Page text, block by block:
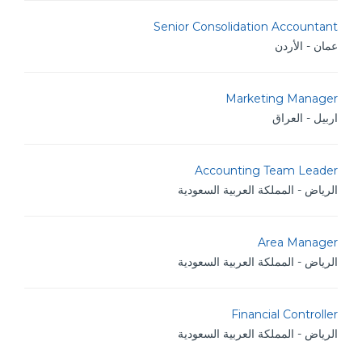
Senior Consolidation Accountant
عمان - الأردن
Marketing Manager
اربيل - العراق
Accounting Team Leader
الرياض - المملكة العربية السعودية
Area Manager
الرياض - المملكة العربية السعودية
Financial Controller
الرياض - المملكة العربية السعودية